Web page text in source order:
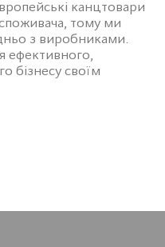
канцтовари
тому ми
з виробниками.
ефективного,
бізнесу своїм